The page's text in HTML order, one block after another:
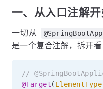
一、从入口注解
一切从
是一个复合注解，拆开看
//
@Target ( ElementType